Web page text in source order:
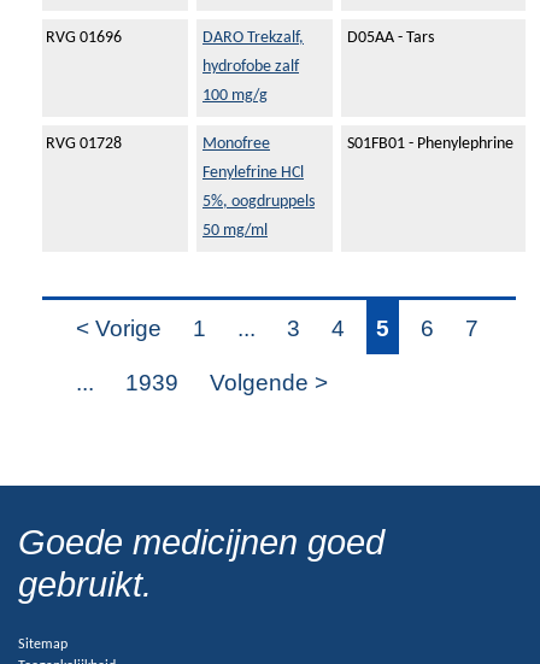
RVG 01696
DARO Trekzalf,
hydrofobe zalf
100 mg/g
D05AA - Tars
RVG 01728
Monofree
Fenylefrine HCl
5%, oogdruppels
50 mg/ml
S01FB01 - Phenylephrine
< Vorige 1 ... 3 4 5 6 7
... 1939 Volgende >
Goede medicijnen goed
gebruikt.
Sitemap